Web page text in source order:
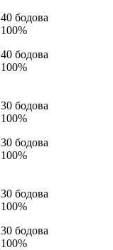
40 бодова
100%
40 бодова
100%
30 бодова
100%
30 бодова
100%
30 бодова
100%
30 бодова
100%